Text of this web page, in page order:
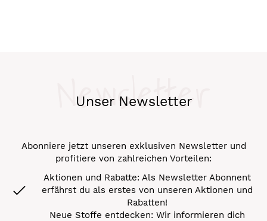
Unser Newsletter
Newsletter
Abonniere jetzt unseren exklusiven Newsletter und
profitiere von zahlreichen Vorteilen:
Aktionen und Rabatte: Als Newsletter Abonnent
erfährst du als erstes von unseren Aktionen und
Rabatten!
Neue Stoffe entdecken: Wir informieren dich